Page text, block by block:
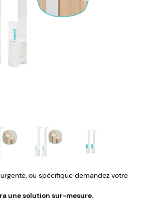
ou spécifique demandez votre
une solution sur-mesure.